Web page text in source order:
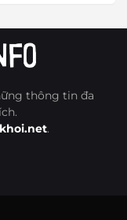
thông tin đa
.